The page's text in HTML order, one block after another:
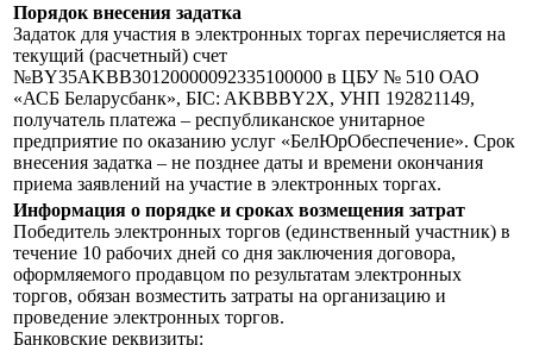
Порядок внесения задатка
Задаток для участия в электронных торгах перечисляется на
текущий (расчетный) счет
№BY35AKBB30120000092335100000 в ЦБУ № 510 ОАО
«АСБ Беларусбанк», БIC: AKBBBY2X, УНП 192821149,
получатель платежа – республиканское унитарное
предприятие по оказанию услуг «БелЮрОбеспечение». Срок
внесения задатка – не позднее даты и времени окончания
приема заявлений на участие в электронных торгах.
Информация о порядке и сроках возмещения затрат
Победитель электронных торгов (единственный участник) в
течение 10 рабочих дней со дня заключения договора,
оформляемого продавцом по результатам электронных
торгов, обязан возместить затраты на организацию и
проведение электронных торгов.
Банковские реквизиты: